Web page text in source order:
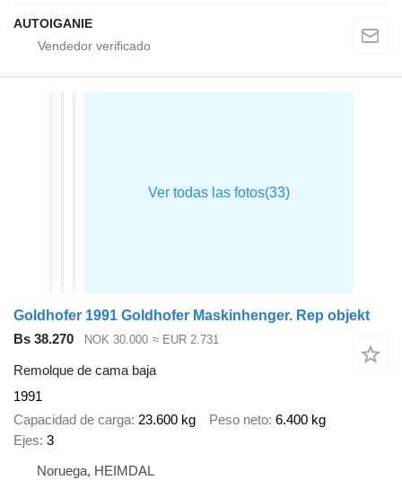
AUTOIGANIE
Goldhofer 1991 Goldhofer Maskinhenger. Rep objekt
Bs 38.270
NOK 30.000 ≈ EUR 2.731
Remolque de cama baja
1991
Capacidad de carga 23.600 kg Peso neto 6.400 kg
Ejes 3
Noruega, HEIMDAL